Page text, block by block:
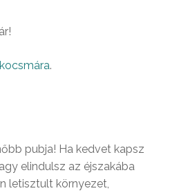
.
pubja! Ha kedvet kapsz
elindulsz az éjszakába
letisztult környezet,